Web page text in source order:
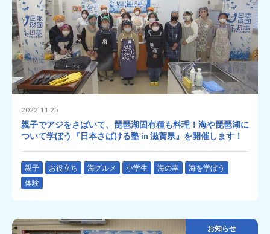
2022.11.25
親子でアジをさばいて、琵琶湖固有種も料理！海や琵琶湖に
ついて学ぼう『日本さばける塾 in 滋賀県』を開催します！
親子 お役立ち 海グルメ 小学生 海の幸
海を学ぼう
体験
お知らせ